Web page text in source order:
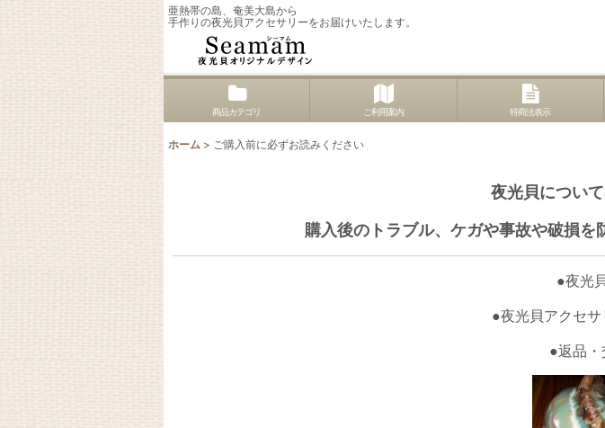
亜熱帯の島、奄美大島から
手作りの夜光貝アクセサリーをお届けいたします。
商品カテゴリ ご利用案内 特商法表示
ホーム > ご購入前に必ずお読みください
夜光貝につい
購入後のトラブル、ケガや事故や破損を
●夜光
●夜光貝アクセ
●返品・